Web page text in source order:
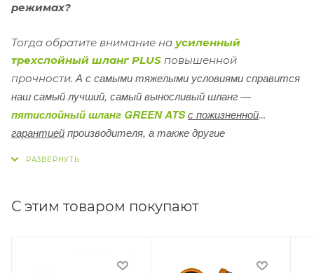
режимах?
Тогда обратите внимание на усиленный
трехслойный шланг PLUS повышенной
прочности.А с самыми тяжелыми условиями справится
наш самый лучший, самый выносливый шланг ―
пятислойный шланг GREEN ATSс пожизненной
гарантиейпроизводителя, а также другие
С этим товаром покупают